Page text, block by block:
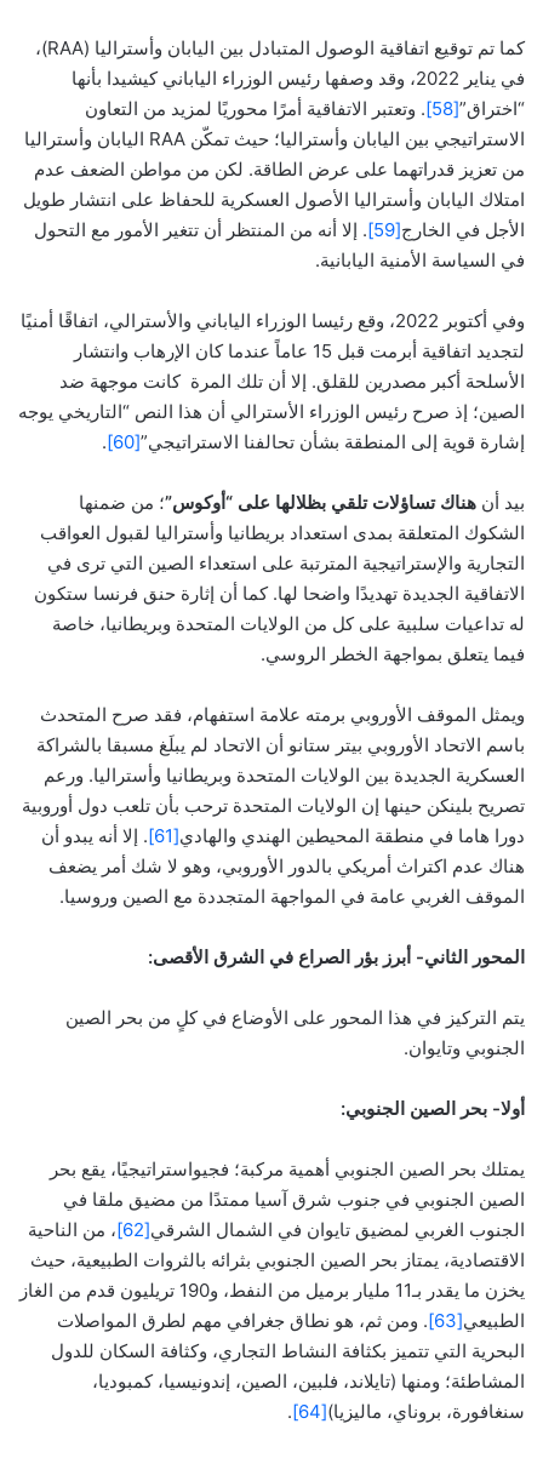
كما تم توقيع اتفاقية الوصول المتبادل بين اليابان وأستراليا (RAA)،
في يناير 2022، وقد وصفها رئيس الوزراء الياباني كيشيدا بأنها
“اختراق”[58]
. وتعتبر الاتفاقية أمرًا محوريًا لمزيد من التعاون
الاستراتيجي بين اليابان وأستراليا؛ حيث تمكّن RAA اليابان وأستراليا
من تعزيز قدراتهما على عرض الطاقة. لكن من مواطن الضعف عدم
امتلاك اليابان وأستراليا الأصول العسكرية للحفاظ على انتشار طويل
الأجل في الخارج[59]
. إلا أنه من المنتظر أن تتغير الأمور مع التحول
في السياسة الأمنية اليابانية.
وفي أكتوبر 2022، وقع رئيسا الوزراء الياباني والأسترالي، اتفاقًا أمنيًا
لتجديد اتفاقية أبرمت قبل 15 عاماً عندما كان الإرهاب وانتشار
الأسلحة أكبر مصدرين للقلق. إلا أن تلك المرة كانت موجهة ضد
الصين؛ إذ صرح رئيس الوزراء الأسترالي أن هذا النص “التاريخي يوجه
إشارة قوية إلى المنطقة بشأن تحالفنا الاستراتيجي”[60]
.
بيد أن هناك تساؤلات تلقي بظلالها على “أوكوس”؛ من ضمنها
الشكوك المتعلقة بمدى استعداد بريطانيا وأستراليا لقبول العواقب
التجارية والإستراتيجية المترتبة على استعداء الصين التي ترى في
الاتفاقية الجديدة تهديدًا واضحا لها. كما أن إثارة حنق فرنسا ستكون
له تداعيات سلبية على كل من الولايات المتحدة وبريطانيا، خاصة
فيما يتعلق بمواجهة الخطر الروسي.
ويمثل الموقف الأوروبي برمته علامة استفهام، فقد صرح المتحدث
باسم الاتحاد الأوروبي بيتر ستانو أن الاتحاد لم يبلَغ مسبقا بالشراكة
العسكرية الجديدة بين الولايات المتحدة وبريطانيا وأستراليا. ورعم
تصريح بلينكن حينها إن الولايات المتحدة ترحب بأن تلعب دول أوروبية
دورا هاما في منطقة المحيطين الهندي والهادي[61]
. إلا أنه يبدو أن
هناك عدم اكتراث أمريكي بالدور الأوروبي، وهو لا شك أمر يضعف
الموقف الغربي عامة في المواجهة المتجددة مع الصين وروسيا.
المحور الثاني- أبرز بؤر الصراع في الشرق الأقصى:
يتم التركيز في هذا المحور على الأوضاع في كلٍ من بحر الصين
الجنوبي وتايوان.
أولا- بحر الصين الجنوبي:
يمتلك بحر الصين الجنوبي أهمية مركبة؛ فجيواستراتيجيًا، يقع بحر
الصين الجنوبي في جنوب شرق آسيا ممتدًا من مضيق ملقا في
الجنوب الغربي لمضيق تايوان في الشمال الشرقي[62]
، من الناحية
الاقتصادية، يمتاز بحر الصين الجنوبي بثرائه بالثروات الطبيعية، حيث
يخزن ما يقدر بـ11 مليار برميل من النفط، و190 تريليون قدم من الغاز
الطبيعي[63]
. ومن ثم، هو نطاق جغرافي مهم لطرق المواصلات
البحرية التي تتميز بكثافة النشاط التجاري، وكثافة السكان للدول
المشاطئة؛ ومنها (تايلاند، فلبين، الصين، إندونيسيا، كمبوديا،
سنغافورة، بروناي، ماليزيا)[64]
.